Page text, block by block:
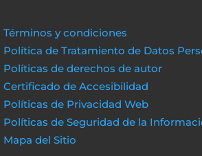
Términos y condiciones
Política de Tratamiento de Datos
Políticas de derechos de autor
Certificado de Accesibilidad
Políticas de Privacidad Web
Políticas de Seguridad de la
Mapa del Sitio